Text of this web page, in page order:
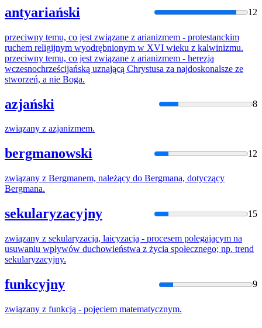
antyariański 12
przeciwny temu, co jest związane z arianizmem - protestanckim
ruchem religijnym wyodrębnionym w XVI wieku z kalwinizmu.
przeciwny temu, co jest związane z arianizmem - herezją
wczesnochrześcijańską uznającą Chrystusa za najdoskonalsze ze
stworzeń, a nie Boga.
azjański 8
związany z azjanizmem.
bergmanowski 12
związany z Bergmanem, należący do Bergmana, dotyczący
Bergmana.
sekularyzacyjny 15
związany z sekularyzacją, laicyzacją - procesem polegającym na
usuwaniu wpływów duchowieństwa z życia społecznego; np. trend
sekularyzacyjny.
funkcyjny 9
związany z funkcją - pojęciem matematycznym.